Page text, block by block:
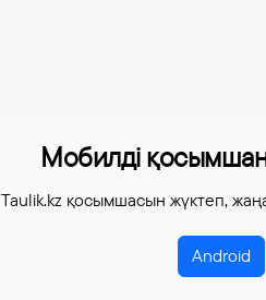
Мобилді
Taulik.kz қосымшасын жүктеп,
Android